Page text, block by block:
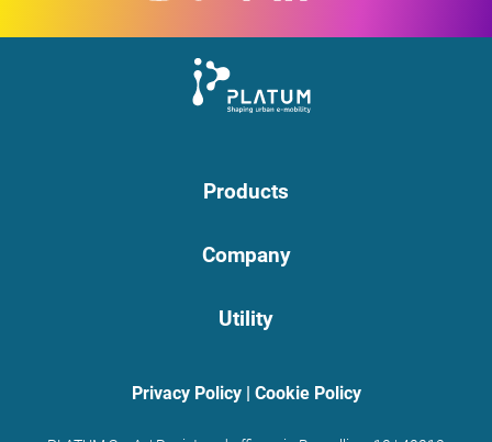
Products
Company
Utility
Privacy Policy| Cookie Policy